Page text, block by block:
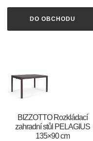
DO OBCHODU
BIZZOTTO Rozkládací
zahradní stůl PELAGIUS
135×90 cm